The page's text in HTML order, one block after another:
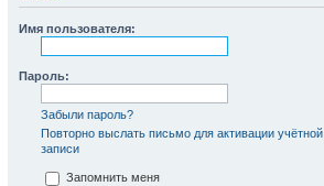
Имя пользователя:
Пароль:
Забыли пароль?
Повторно выслать письмо для активации учётной
записи
Запомнить меня